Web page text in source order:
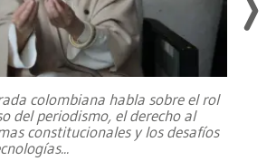
colombiana habla sobre el rol
del periodismo, el derecho al
constitucionales y los desafíos
...